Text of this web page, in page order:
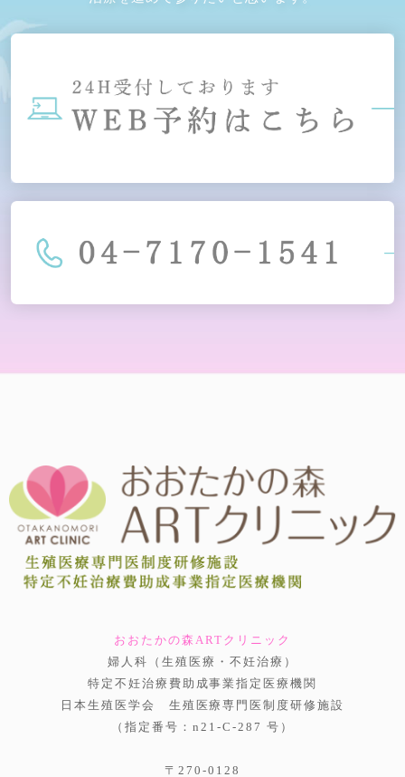
おおたかの森ARTクリニック
婦人科（生殖医療・不妊治療）
特定不妊治療費助成事業指定医療機関
日本生殖医学会 生殖医療専門医制度研修施設
（指定番号：n21-C-287 号）
〒270-0128